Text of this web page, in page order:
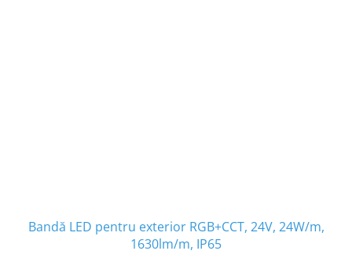
Bandă LED pentru exterior RGB+CCT, 24V, 24W/m,
1630lm/m, IP65